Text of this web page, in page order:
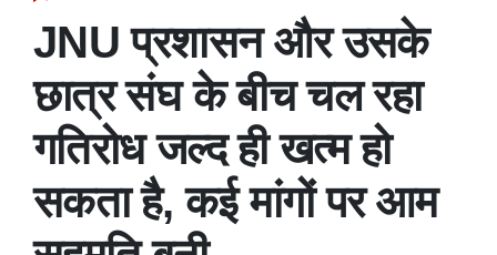
JNU प्रशासन और उसके
छात्र संघ के बीच चल रहा
गतिरोध जल्द ही खत्म हो
सकता है, कई मांगों पर आम